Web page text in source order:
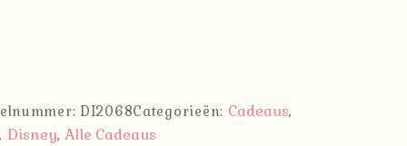
DI2068Categorieën: Cadeaus,
, Disney,Alle Cadeaus